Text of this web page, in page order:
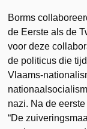
Borms
de Eerste als de
voor deze
de politicus die
Vlaams-
nazi. Na de
“De